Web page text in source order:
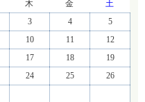
木 金
土
3 4
5
10 11
12
17 18
19
24 25
26